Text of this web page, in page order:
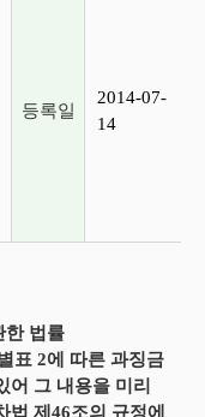
등록일
2014-07-
14
한 법률
표 2에 따른 과징금
어 그 내용을 미리
제46조의 규정에